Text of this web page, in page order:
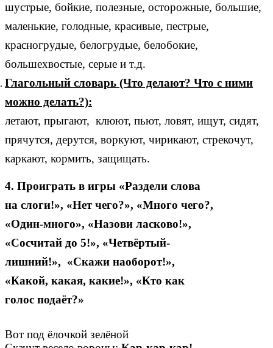
шустрые, бойкие, полезные, осторожные, большие,
маленькие, голодные, красивые, пестрые,
красногрудые, белогрудые, белобокие,
большехвостые, серые и т.д.
Глагольный словарь (Что делают? Что с ними
можно делать?):
летают, прыгают, клюют, пьют, ловят, ищут, сидят,
прячутся, дерутся, воркуют, чирикают, стрекочут,
каркают, кормить, защищать.
4. Проиграть в игры «Раздели слова
на слоги!», «Нет чего?», «Много чего?,
«Один-много», «Назови ласково!»,
«Сосчитай до 5!», «Четвёртый-
лишний!», «Скажи наоборот!»,
«Какой, какая, какие!», «Кто как
голос подаёт?»
Вот под ёлочкой зелёной